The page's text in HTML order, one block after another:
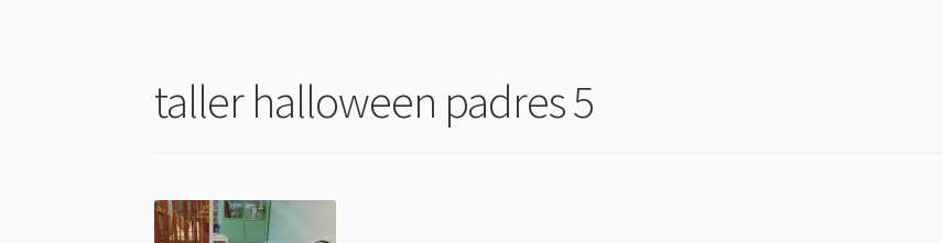
taller halloween padres 5